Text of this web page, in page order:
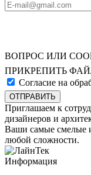
ВОПРОС ИЛИ
ПРИКРЕПИТЬ
Согласие на
ОТПРАВИТЬ
Приглашаем к
дизайнеров и
Ваши самые смелые
любой сложности.
Информация